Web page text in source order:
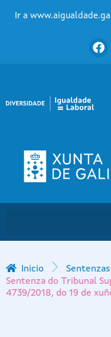
Ir a
Inicio
Sentenzas
Sentenza do Tribunal
4739/2018, do 19 de